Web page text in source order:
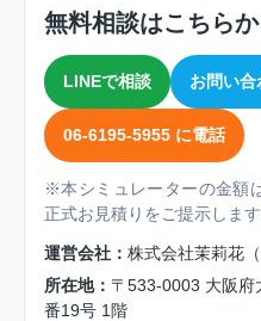
無料相談はこちら
LINEで相談 お問い合
06-6195-5955 に電話
※本シミュレーターの金額
正式お見積りをご提示します
運営会社： 株式会社茉莉花
所在地： 〒533-0003 大阪府
番19号 1階